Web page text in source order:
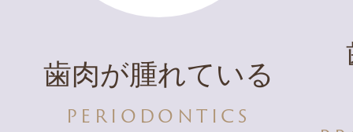
歯肉が腫れている
PERIODONTICS